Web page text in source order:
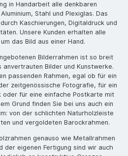
in Handarbeit alle denkbaren
Stahl und Plexiglas. Das
Kaschierungen, Digitaldruck und
Unsere Kunden erhalten alle
das Bild aus einer Hand.
Bilderrahmen ist so breit
Bilder und Kunstwerke.
passenden Rahmen, egal ob für ein
zeitgenössische Fotografie, für ein
oder für eine einfache Postkarte mit
Grund finden Sie bei uns auch ein
von der schlichten Naturholzleiste
und vergoldeten Barockrahmen.
genauso wie Metallrahmen
der eigenen Fertigung sind wir auch